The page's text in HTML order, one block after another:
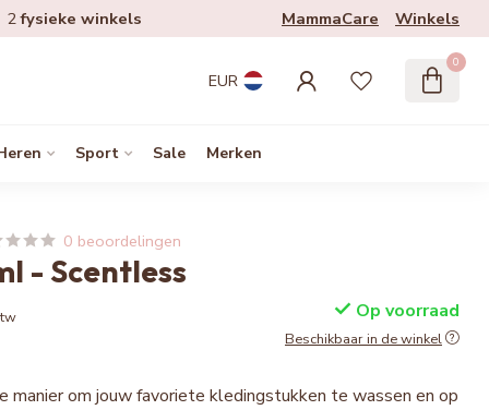
2fysieke winkels MammaCare Winkels
EUR
0
Sport Sale Merken
0 beoordelingen
- Scentless
Op voorraad
Beschikbaar in de winkel
manier om jouw favoriete kledingstukken te wassen en op